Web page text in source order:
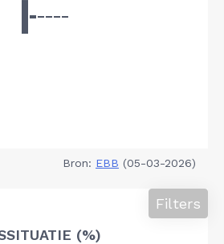
Bron: EBB (05-03-2026)
(%)
Filters